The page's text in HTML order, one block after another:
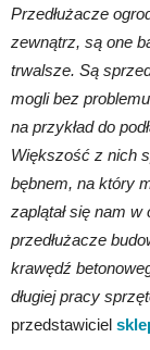
Przedłużacze
zewnątrz, są one
trwalsze. Są
mogli bez
na przykład do
Większość z nich
bębnem, na który
zaplątał się nam
przedłużacze
krawędź
długiej pracy
przedstawiciel